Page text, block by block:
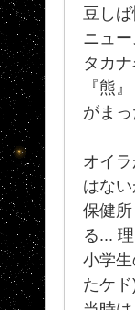
豆し
ニュ
タカ
『熊
がま
オイ
はな
保健
る...
小学
たケド